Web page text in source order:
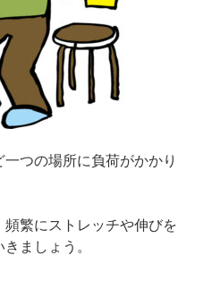
つの場所に負荷がかかり
繁にストレッチや伸びを
ましょう。